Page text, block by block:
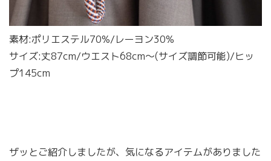
素材:ポリエステル70%/レーヨン30%
サイズ:丈87cm/ウエスト68cm〜(サイズ調節可能)/ヒッ
プ145cm
ザッとご紹介しましたが、気になるアイテムがありました